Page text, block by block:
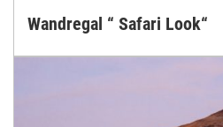
Wandregal “ Safari Look“